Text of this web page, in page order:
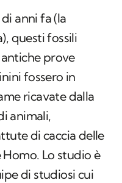
anni fa (la
questi fossili
prove
fossero in
ricavate dalla
animali,
di caccia delle
Homo. Lo studio è
di studiosi cui